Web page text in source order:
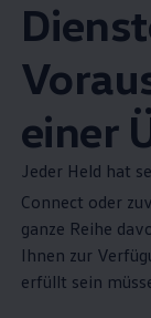
einer
Jeder Held hat
Connect oder
ganze Reihe
Ihnen zur
erfüllt sein